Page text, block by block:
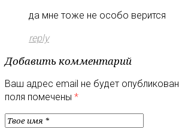
да мне тоже не особо верится
reply
Добавить комментарий
Ваш адрес email не будет опубликован.
поля помечены *